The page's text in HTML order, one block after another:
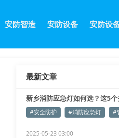
安防智造 安防设备 安防设
最新文章
新乡消防应急灯如何选？这5个
#安全防护 #消防应急灯 #
2025-05-23 03:00